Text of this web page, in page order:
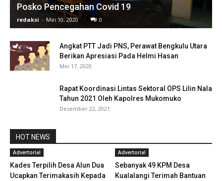
Posko Pencegahan Covid 19
redaksi - Mei 10, 2020 0
Angkat PTT Jadi PNS, Perawat Bengkulu Utara
Berikan Apresiasi Pada Helmi Hasan
Mei 17, 2020
Rapat Koordinasi Lintas Sektoral OPS Lilin Nala
Tahun 2021 Oleh Kapolres Mukomuko
Desember 22, 2021
HOT NEWS
Advertorial
Kades Terpilih Desa Alun Dua
Ucapkan Terimakasih Kepada
Advertorial
Sebanyak 49 KPM Desa
Kualalangi Terimah Bantuan